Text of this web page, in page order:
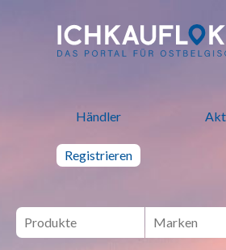
ich kauf lokal -
Händler
Registrieren